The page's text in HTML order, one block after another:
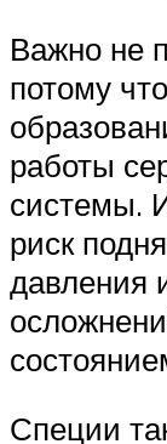
Важно не
потому
работы
системы.
риск
давления
Специи